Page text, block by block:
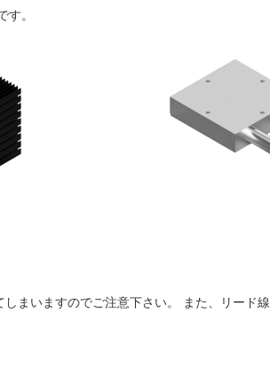
。
まいますのでご注意下さい。 また、リー